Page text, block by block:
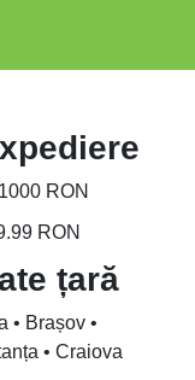
RON
RON
țară
• Brașov •
• Craiova